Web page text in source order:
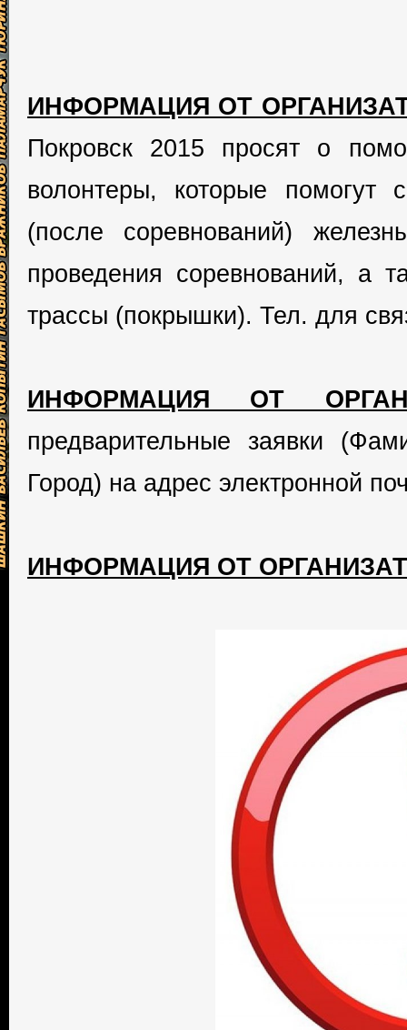
ИНФОРМАЦИЯ ОТ
Покровск 2015 просят о
волонтеры, которые помогут
(после соревнований)
проведения соревнований, а
трассы (покрышки). Тел. для
ИНФОРМАЦИЯ ОТ
предварительные заявки
Город) на адрес электронной
ИНФОРМАЦИЯ ОТ